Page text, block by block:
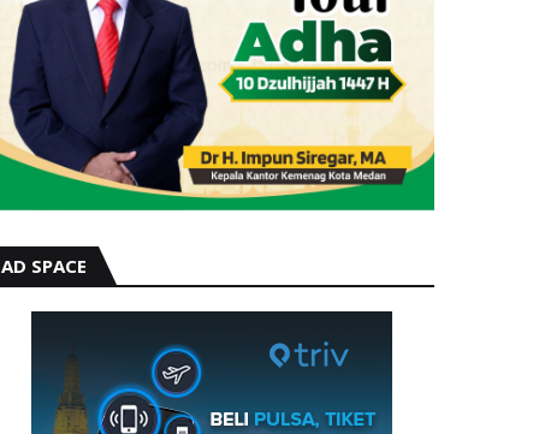
AD SPACE